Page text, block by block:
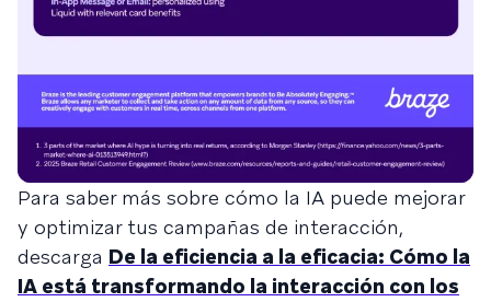
Para saber más sobre cómo la IA puede mejorar
y optimizar tus campañas de interacción,
descarga De la eficiencia a la eficacia: Cómo la
IA está transformando la interacción con los